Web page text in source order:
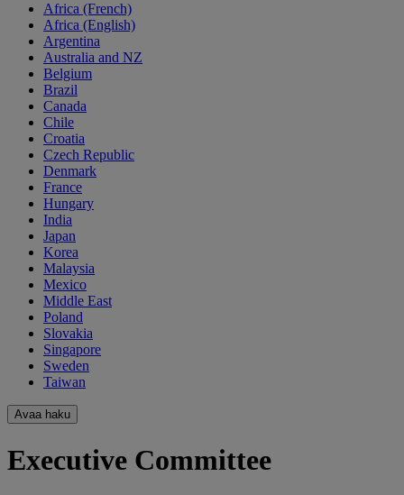
Africa (French)
Africa (English)
Argentina
Australia and NZ
Belgium
Brazil
Canada
Chile
Croatia
Czech Republic
Denmark
France
Hungary
India
Japan
Korea
Malaysia
Mexico
Middle East
Poland
Slovakia
Singapore
Sweden
Taiwan
Avaa haku
Executive Committee